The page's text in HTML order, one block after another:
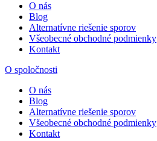
O nás
Blog
Alternatívne riešenie sporov
Všeobecné obchodné podmienky
Kontakt
O spoločnosti
O nás
Blog
Alternatívne riešenie sporov
Všeobecné obchodné podmienky
Kontakt